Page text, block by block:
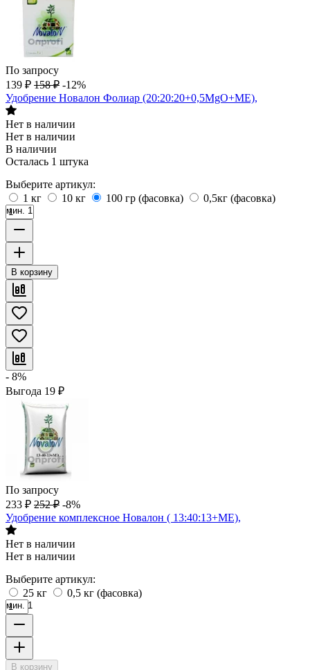
По запросу
139 ₽ 158 ₽ -12%
Удобрение Новалон Фолиар (20:20:20+0,5MgO+ME),
Нет в наличии
Нет в наличии
В наличии
Осталась 1 штука
Выберите артикул:
1 кг
10 кг 100 гр (фасовка) 0,5кг (фасовка)
мин. 1
В корзину
- 8%
Выгода 19 ₽
По запросу
233 ₽ 252 ₽ -8%
Удобрение комплексное Новалон ( 13:40:13+МE),
Нет в наличии
Нет в наличии
Выберите артикул:
25 кг
0,5 кг (фасовка)
мин. 1
В корзину